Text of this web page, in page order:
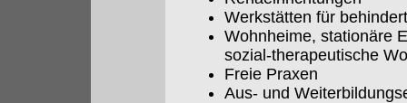
Werkstätten für
Wohnheime, stationäre
sozial-therapeutische
Freie Praxen
Aus- und